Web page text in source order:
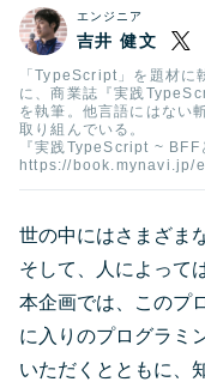
エンジニア
吉井 健文
「TypeScript」を題材に
に、商業誌『実践
を執筆。他言語にはない
取り組んでいる。
『実践TypeScript ~
https://book.mynavi.jp/
世の中にはさまざま
そして、人によって
本企画では、このプ
に入りのプログラミ
いただくとともに、